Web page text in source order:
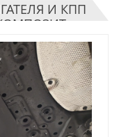
И КПП
(КОМПОЗИТ